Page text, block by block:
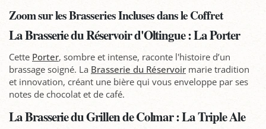
Zoom sur les Brasseries Incluses dans le Coffret
La Brasserie du Réservoir d'Oltingue : La Porter
Cette Porter, sombre et intense, raconte l'histoire d’un
brassage soigné. La Brasserie du Réservoir marie tradition
et innovation, créant une bière qui vous enveloppe par ses
notes de chocolat et de café.
La Brasserie du Grillen de Colmar : La Triple Ale